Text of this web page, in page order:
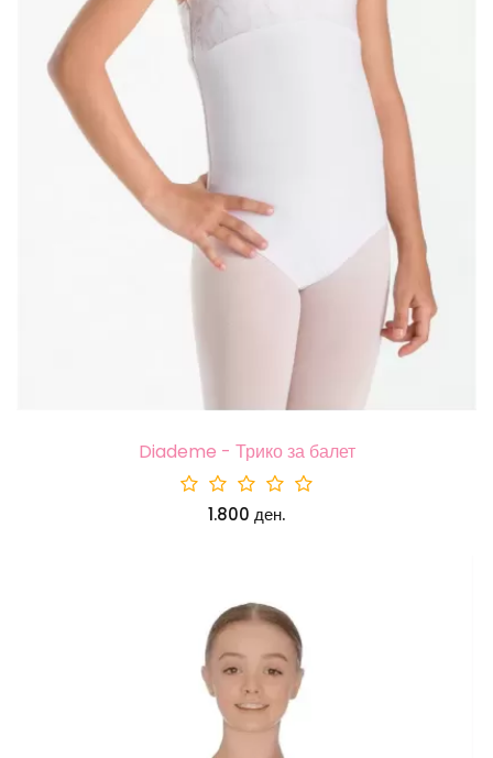
Diademe - Трико за балет
1.800 ден.